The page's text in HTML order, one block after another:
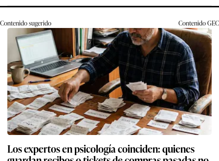
Contenido sugerido ContenidoGEC
Los expertos en psicología coinciden: quienes